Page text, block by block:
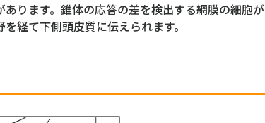
ります。錐体の応答の差を検出する網膜の細胞が
経て下側頭皮質に伝えられます。